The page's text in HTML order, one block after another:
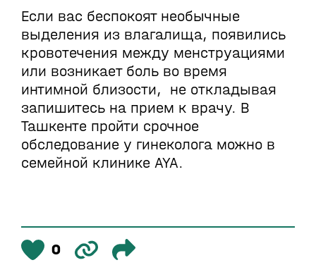
Если вас беспокоят необычные
выделения из влагалища, появились
кровотечения между менструациями
или возникает боль во время
интимной близости, не откладывая
запишитесь на прием к врачу. В
Ташкенте пройти срочное
обследование у гинеколога можно в
семейной клинике AYA.
0